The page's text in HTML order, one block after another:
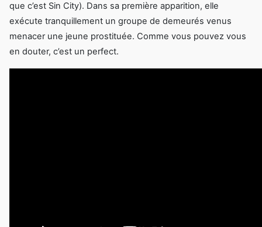
que c’est Sin City). Dans sa première apparition, elle
exécute tranquillement un groupe de demeurés venus
menacer une jeune prostituée. Comme vous pouvez vous
en douter, c’est un perfect.